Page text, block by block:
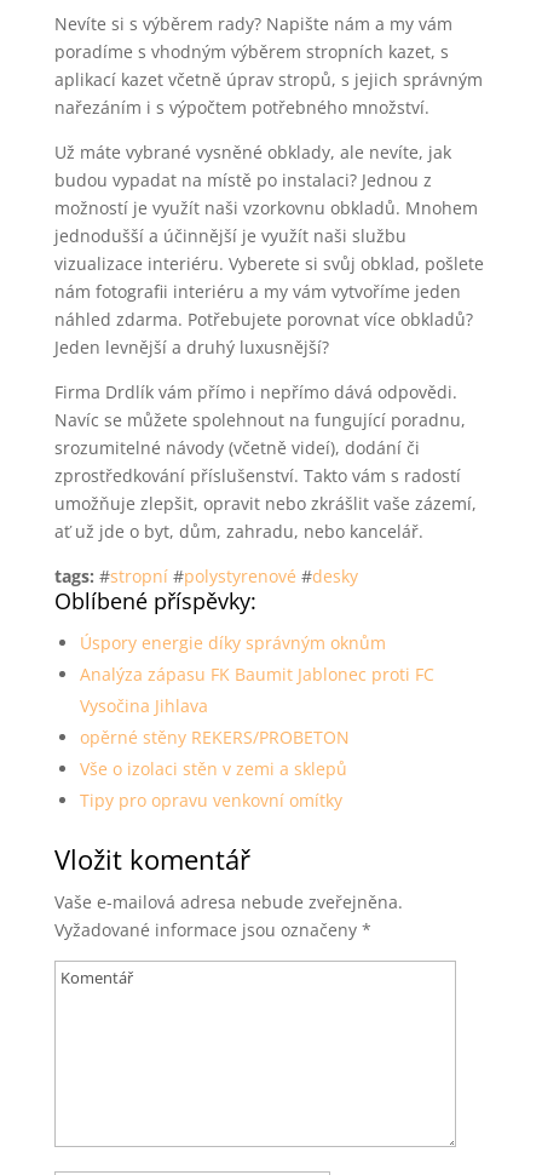
Nevíte si s výběrem rady? Napište nám a my vám
poradíme s vhodným výběrem stropních kazet, s
aplikací kazet včetně úprav stropů, s jejich správným
nařezáním i s výpočtem potřebného množství.
Už máte vybrané vysněné obklady, ale nevíte, jak
budou vypadat na místě po instalaci? Jednou z
možností je využít naši vzorkovnu obkladů. Mnohem
jednodušší a účinnější je využít naši službu
vizualizace interiéru. Vyberete si svůj obklad, pošlete
nám fotografii interiéru a my vám vytvoříme jeden
náhled zdarma. Potřebujete porovnat více obkladů?
Jeden levnější a druhý luxusnější?
Firma Drdlík vám přímo i nepřímo dává odpovědi.
Navíc se můžete spolehnout na fungující poradnu,
srozumitelné návody (včetně videí), dodání či
zprostředkování příslušenství. Takto vám s radostí
umožňuje zlepšit, opravit nebo zkrášlit vaše zázemí,
ať už jde o byt, dům, zahradu, nebo kancelář.
tags: #stropní#polystyrenové #desky
Oblíbené příspěvky:
Úspory energie díky správným oknům
Analýza zápasu FK Baumit Jablonec proti FC
Vysočina Jihlava
opěrné stěny REKERS/PROBETON
Vše o izolaci stěn v zemi a sklepů
Tipy pro opravu venkovní omítky
Vložit komentář
Vaše e-mailová adresa nebude zveřejněna.
Vyžadované informace jsou označeny *